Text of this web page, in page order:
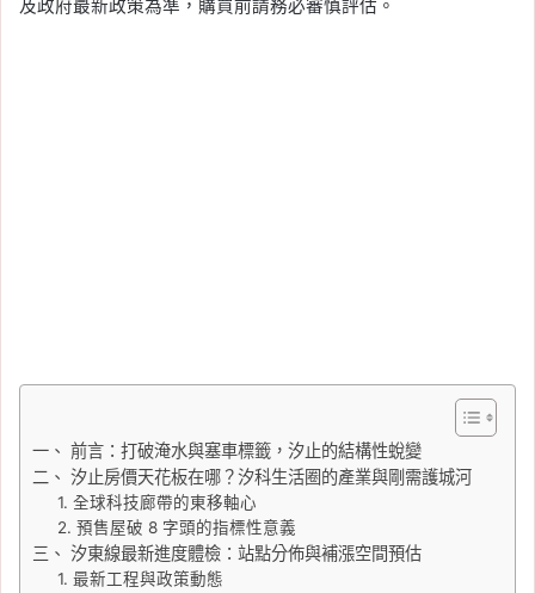
及政府最新政策為準，購買前請務必審慎評估。
一、 前言：打破淹水與塞車標籤，汐止的結構性蛻變
二、 汐止房價天花板在哪？汐科生活圈的產業與剛需護城河
1. 全球科技廊帶的東移軸心
2. 預售屋破 8 字頭的指標性意義
三、 汐東線最新進度體檢：站點分佈與補漲空間預估
1. 最新工程與政策動態